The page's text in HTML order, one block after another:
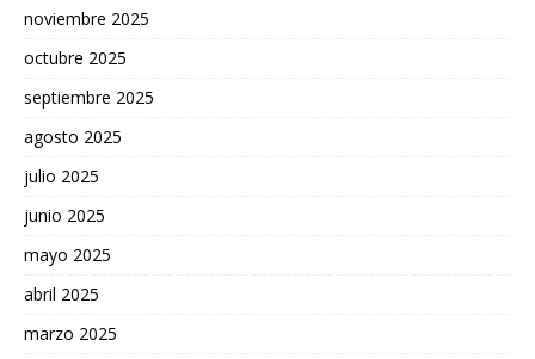
noviembre 2025
octubre 2025
septiembre 2025
agosto 2025
julio 2025
junio 2025
mayo 2025
abril 2025
marzo 2025